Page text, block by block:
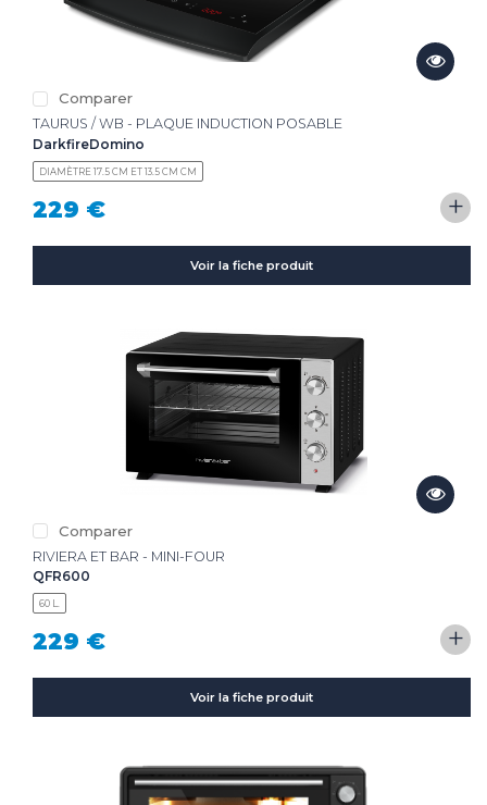
Comparer
TAURUS / WB - PLAQUE INDUCTION POSABLE
DarkfireDomino
DIAMÈTRE 17.5 CM ET 13.5 CM CM
229 € +
Voir la fiche produit
Comparer
RIVIERA ET BAR - MINI-FOUR
QFR600
60 L.
229 € +
Voir la fiche produit